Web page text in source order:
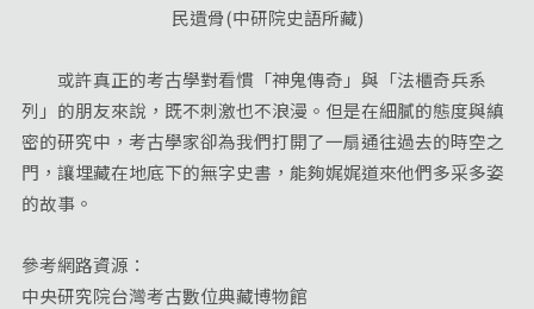
民遺骨(中研院史語所藏)
或許真正的考古學對看慣「神鬼傳奇」與「法櫃奇兵系
列」的朋友來說，既不刺激也不浪漫。但是在細膩的態度與縝
密的研究中，考古學家卻為我們打開了一扇通往過去的時空之
門，讓埋藏在地底下的無字史書，能夠娓娓道來他們多采多姿
的故事。
參考網路資源：
中央研究院台灣考古數位典藏博物館